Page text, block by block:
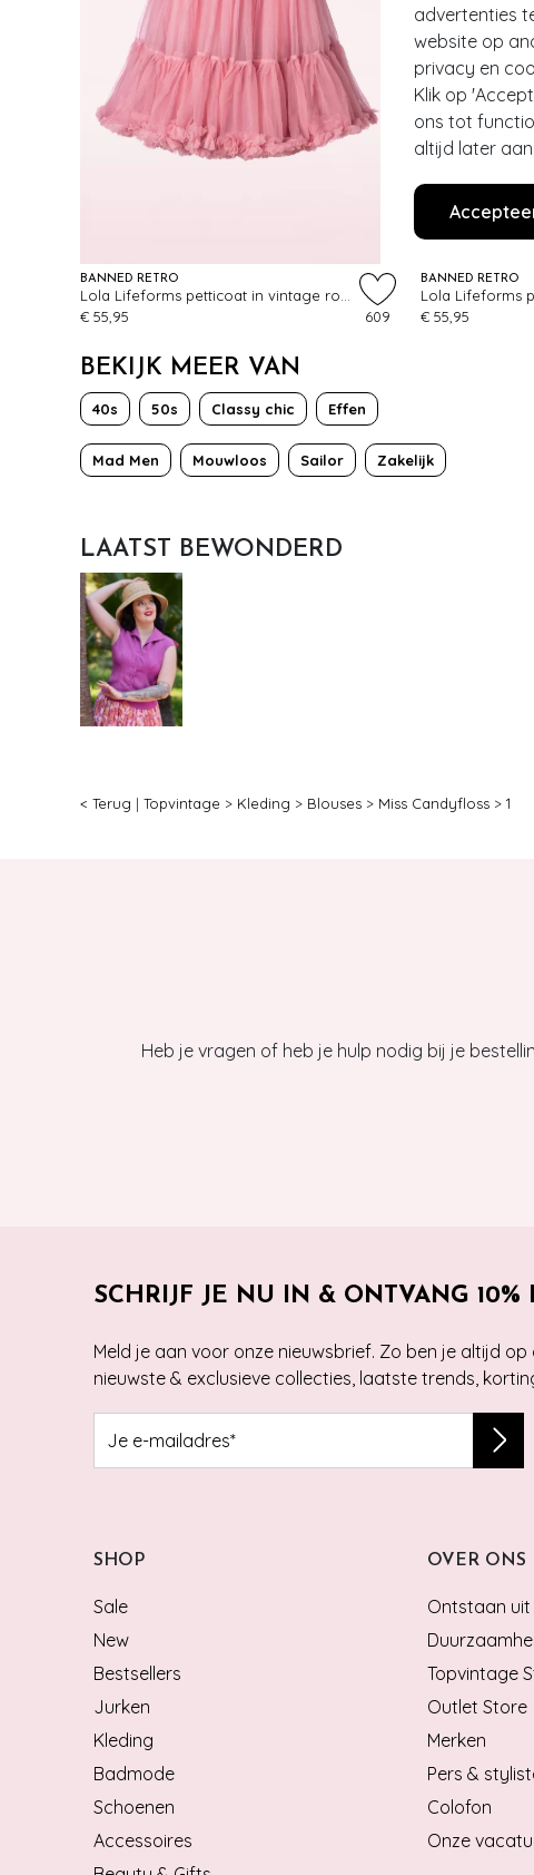
advertenties
website op
privacy en
Klik op
ons tot
altijd later
BANNED RETRO
€ 55,95
609
BANNED RETRO
Lola Lifeforms
€ 55,95
BEKIJK MEER VAN
40s 50s Classy chic Effen
Mad Men Mouwloos Sailor Zakelijk
LAATST BEWONDERD
< Terug | Topvintage > Kleding > Blouses > Miss Candyfloss > 1
Heb je vragen of heb je hulp nodig bij je
SCHRIJF JE NU IN & ONTVANG 10%
Meld je aan voor onze nieuwsbrief. Zo ben je altijd
nieuwste & exclusieve collecties, laatste trends,
SHOP
Sale
New
Bestsellers
Jurken
Kleding
Badmode
Schoenen
Accessoires
OVER ONS
Ontstaan uit
Topvintage
Outlet Store
Merken
Pers &
Colofon
Onze